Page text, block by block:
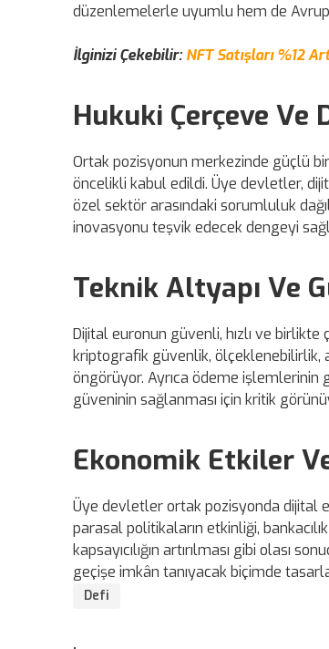
düzenlemelerle uyumlu hem de
İlginizi Çekebilir:NFT Satışları %12
Hukuki Çerçeve Ve
Ortak pozisyonun merkezinde güçlü
öncelikli kabul edildi. Üye devletler,
özel sektör arasındaki sorumluluk
inovasyonu teşvik edecek dengeyi
Teknik Altyapı Ve
Dijital euronun güvenli, hızlı ve
kriptografik güvenlik, ölçeklenebilirlik,
öngörüyor. Ayrıca ödeme işlemlerinin
güveninin sağlanması için kritik
Ekonomik Etkiler
Üye devletler ortak pozisyonda dijital
parasal politikaların etkinliği,
kapsayıcılığın artırılması gibi olası
geçişe imkân tanıyacak biçimde
Defi